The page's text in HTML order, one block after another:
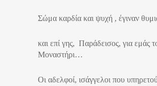
Σώμα καρδία και ψυχή , έγιναν
και επί γης, Παράδεισος, για εμάς
Μοναστήρι…
Οι αδελφοί, ισάγγελοι που